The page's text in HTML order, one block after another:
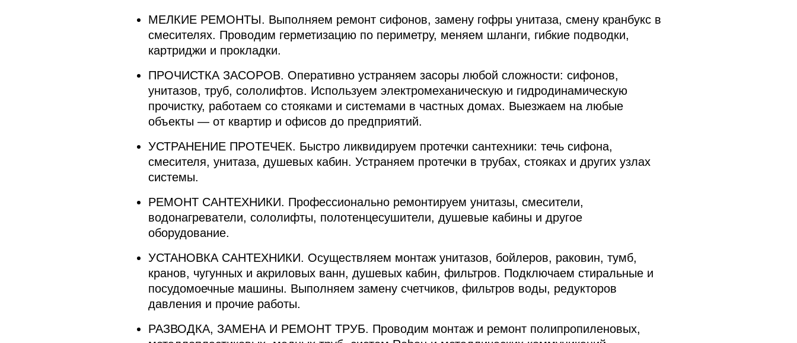
МЕЛКИЕ РЕМОНТЫ. Выполняем ремонт сифонов, замену гофры унитаза, смену кранбукс в
смесителях. Проводим герметизацию по периметру, меняем шланги, гибкие подводки,
картриджи и прокладки.
ПРОЧИСТКА ЗАСОРОВ. Оперативно устраняем засоры любой сложности: сифонов,
унитазов, труб, сололифтов. Используем электромеханическую и гидродинамическую
прочистку, работаем со стояками и системами в частных домах. Выезжаем на любые
объекты — от квартир и офисов до предприятий.
УСТРАНЕНИЕ ПРОТЕЧЕК. Быстро ликвидируем протечки сантехники: течь сифона,
смесителя, унитаза, душевых кабин. Устраняем протечки в трубах, стояках и других узлах
системы.
РЕМОНТ САНТЕХНИКИ. Профессионально ремонтируем унитазы, смесители,
водонагреватели, сололифты, полотенцесушители, душевые кабины и другое
оборудование.
УСТАНОВКА САНТЕХНИКИ. Осуществляем монтаж унитазов, бойлеров, раковин, тумб,
кранов, чугунных и акриловых ванн, душевых кабин, фильтров. Подключаем стиральные и
посудомоечные машины. Выполняем замену счетчиков, фильтров воды, редукторов
давления и прочие работы.
РАЗВОДКА, ЗАМЕНА И РЕМОНТ ТРУБ. Проводим монтаж и ремонт полипропиленовых,